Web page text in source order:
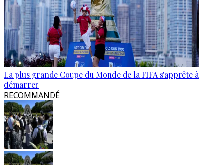
La plus grande Coupe du Monde de la FIFA s'apprête à
démarrer
RECOMMANDÉ